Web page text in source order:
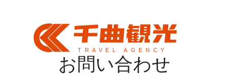
お問い合わせ